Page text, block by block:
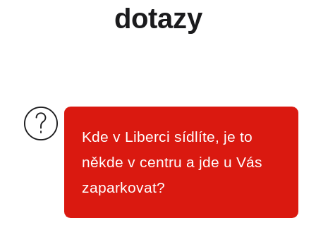
dotazy
Kde v Liberci sídlíte, je to
někde v centru a jde u Vás
zaparkovat?